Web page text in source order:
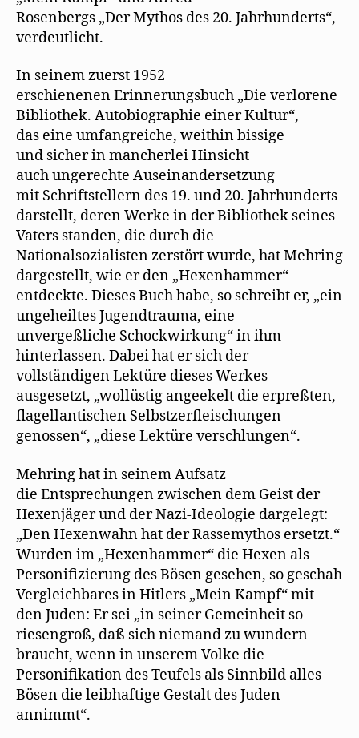
Rosenbergs „Der Mythos des 20. Jahrhunderts“,
verdeutlicht.
In seinem zuerst 1952
erschienenen Erinnerungsbuch „Die verlorene
Bibliothek. Autobiographie einer Kultur“,
das eine umfangreiche, weithin bissige
und sicher in mancherlei Hinsicht
auch ungerechte Auseinandersetzung
mit Schriftstellern des 19. und 20. Jahrhunderts
darstellt, deren Werke in der Bibliothek seines
Vaters standen, die durch die
Nationalsozialisten zerstört wurde, hat Mehring
dargestellt, wie er den „Hexenhammer“
entdeckte. Dieses Buch habe, so schreibt er, „ein
ungeheiltes Jugendtrauma, eine
unvergeßliche Schockwirkung“ in ihm
hinterlassen. Dabei hat er sich der
vollständigen Lektüre dieses Werkes
ausgesetzt, „wollüstig angeekelt die erpreßten,
flagellantischen Selbstzerfleischungen
genossen“, „diese Lektüre verschlungen“.
Mehring hat in seinem Aufsatz
die Entsprechungen zwischen dem Geist der
Hexenjäger und der Nazi-Ideologie dargelegt:
„Den Hexenwahn hat der Rassemythos ersetzt.“
Wurden im „Hexenhammer“ die Hexen als
Personifizierung des Bösen gesehen, so geschah
Vergleichbares in Hitlers „Mein Kampf“ mit
den Juden: Er sei „in seiner Gemeinheit so
riesengroß, daß sich niemand zu wundern
braucht, wenn in unserem Volke die
Personifikation des Teufels als Sinnbild alles
Bösen die leibhaftige Gestalt des Juden
annimmt“.